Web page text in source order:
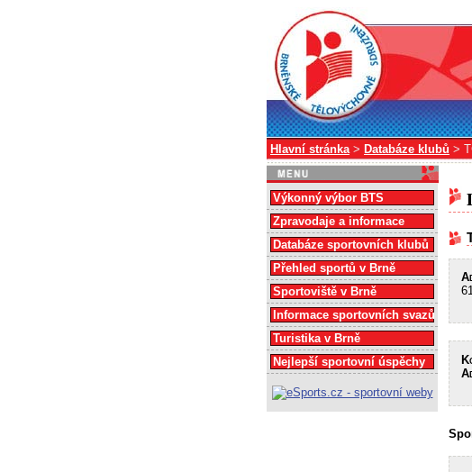
Hlavní stránka> Databáze klubů >
Výkonný výbor BTS
Zpravodaje a informace
Databáze sportovních klubů
Přehled sportů v Brně
Sportoviště v Brně
Informace sportovních svazů
Turistika v Brně
Nejlepší sportovní úspěchy